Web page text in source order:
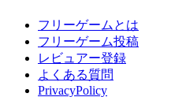
フリーゲームとは
フリーゲーム投稿
レビュアー登録
よくある質問
PrivacyPolicy